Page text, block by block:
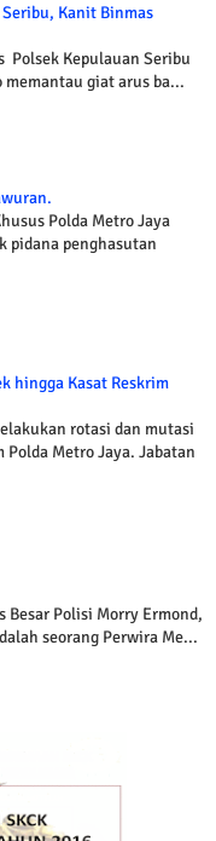
Kanit Binmas
Kepulauan Seribu
memantau giat arus ba...
Polda Metro Jaya
pidana penghasutan
hingga Kasat Reskrim
rotasi dan mutasi
Metro Jaya. Jabatan
Polisi Morry Ermond,
seorang Perwira Me...